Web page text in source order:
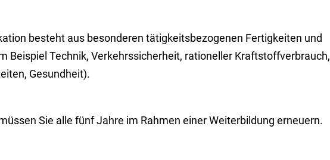
besteht aus besonderen tätigkeitsbezogenen Fertigkeiten und
Beispiel Technik, Verkehrssicherheit, rationeller Kraftstoffverbrauch,
Gesundheit).
Sie alle fünf Jahre im Rahmen einer Weiterbildung erneuern.